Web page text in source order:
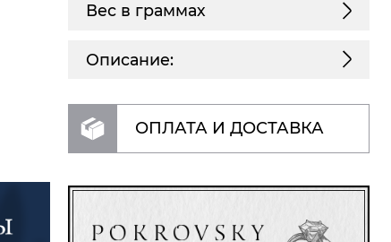
Описание:
Вес в граммах
ОПЛАТА И ДОСТАВКА